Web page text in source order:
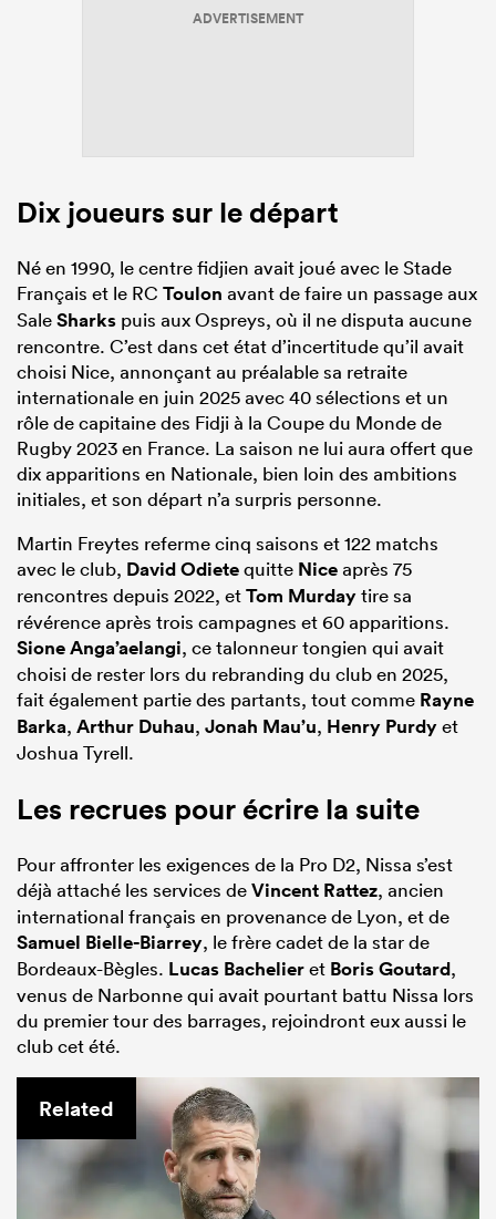
ADVERTISEMENT
Dix joueurs sur le départ
Né en 1990, le centre fidjien avait joué avec le Stade
Français et le RC Toulon avant de faire un passage aux
SaleSharks puis aux Ospreys, où il ne disputa aucune
rencontre. C’est dans cet état d’incertitude qu’il avait
choisi Nice, annonçant au préalable sa retraite
internationale en juin 2025 avec 40 sélections et un
rôle de capitaine des Fidji à la Coupe du Monde de
Rugby 2023 en France. La saison ne lui aura offert que
dix apparitions en Nationale, bien loin des ambitions
initiales, et son départ n’a surpris personne.
Martin Freytes referme cinq saisons et 122 matchs
avec le club, David Odietequitte Niceaprès 75
rencontres depuis 2022, etTom Murdaytire sa
révérence après trois campagnes et 60 apparitions.
Sione Anga’aelangi, ce talonneur tongien qui avait
choisi de rester lors du rebranding du club en 2025,
fait également partie des partants, tout comme Rayne
Barka, Arthur Duhau, Jonah Mau’u, Henry Purdyet
Joshua Tyrell.
Les recrues pour écrire la suite
Pour affronter les exigences de la Pro D2, Nissa s’est
déjà attaché les services deVincent Rattez, ancien
international français en provenance de Lyon, et de
Samuel Bielle-Biarrey, le frère cadet de la star de
Bordeaux-Bègles. Lucas Bachelieret Boris Goutard,
venus de Narbonne qui avait pourtant battu Nissa lors
du premier tour des barrages, rejoindront eux aussi le
club cet été.
Related